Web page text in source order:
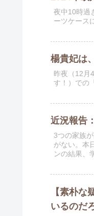
夜中10時過
ーツケース
楊貴妃は
昨夜（12月
す！）での
近況報告
3つの家族
がない。本
ンの結果、
【素朴
いるのだ